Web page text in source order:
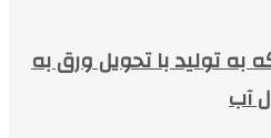
به تولید با تحویل ورق به
آب